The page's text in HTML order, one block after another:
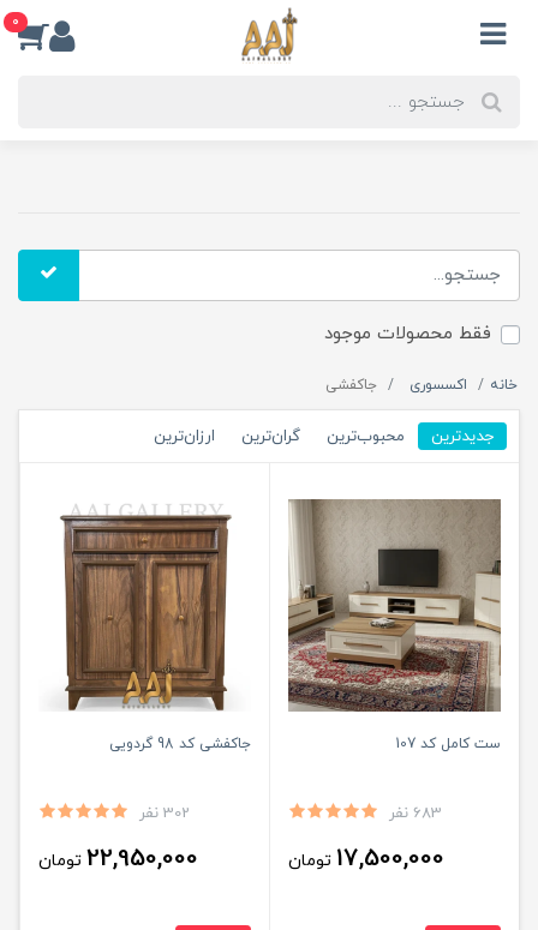
0
فقط محصولات موجود
خانه اکسسوری جاکفشی
جدیدترین محبوب‌ترین گران‌ترین ارزان‌ترین
ست کامل کد 107
683 نفر
17,500,000 تومان
جاکفشی کد 98 گردویی
302 نفر
22,950,000 تومان